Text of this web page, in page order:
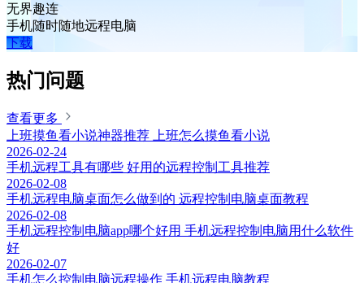
无界趣连
手机随时随地远程电脑
下载
热门问题
查看更多
上班摸鱼看小说神器推荐 上班怎么摸鱼看小说
2026-02-24
手机远程工具有哪些 好用的远程控制工具推荐
2026-02-08
手机远程电脑桌面怎么做到的 远程控制电脑桌面教程
2026-02-08
手机远程控制电脑app哪个好用 手机远程控制电脑用什么软件
好
2026-02-07
手机怎么控制电脑远程操作 手机远程电脑教程